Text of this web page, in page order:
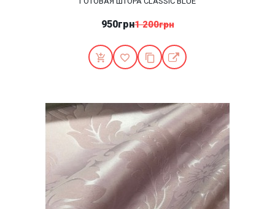
950грн1 200грн